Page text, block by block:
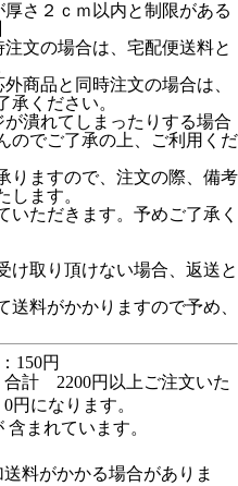
さ２ｃｍ以内と制限がある
文の場合は、宅配便送料と
商品と同時注文の場合は、
承ください。
潰れてしまったりする場合
のでご了承の上、ご利用くだ
りますので、注文の際、備考
します。
いただきます。予めご了承く
取り頂けない場合、返送と
料がかかりますので予め、
150円
合計 2200円以上ご注文いた
になります。
まれています。
料がかかる場合がありま